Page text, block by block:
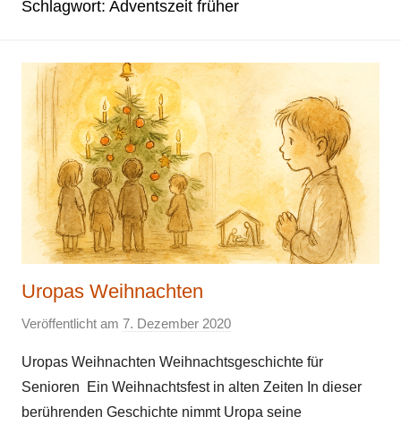
Schlagwort: Adventszeit früher
Uropas Weihnachten
Veröffentlicht am 7. Dezember 2020
n
E
l
Uropas Weihnachten Weihnachtsgeschichte für
Senioren Ein Weihnachtsfest in alten Zeiten In dieser
berührenden Geschichte nimmt Uropa seine